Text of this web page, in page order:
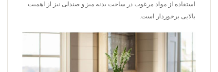
استفاده از مواد مرغوب در ساخت بدنه میز و صندلی نیز از اهمیت
بالایی برخوردار است.